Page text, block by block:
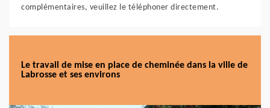
complémentaires, veuillez le téléphoner directement.
Le travail de mise en place de cheminée dans la ville de
Labrosse et ses environs